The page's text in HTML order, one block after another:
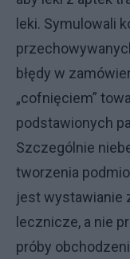
leki. Symulowali
błędy w
„cofnięciem”
podstawionych
Szczególnie
tworzenia
jest wystawianie
lecznicze, a nie
próby